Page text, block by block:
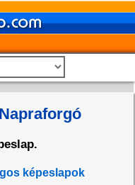
Napraforgó
képeslapok